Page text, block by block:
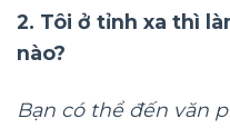
2. Tôi ở tỉnh xa thì
nào?
Bạn có thể đến văn